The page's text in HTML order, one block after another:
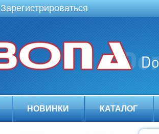
Зарегистрироваться
НОВИНКИ КАТАЛОГ